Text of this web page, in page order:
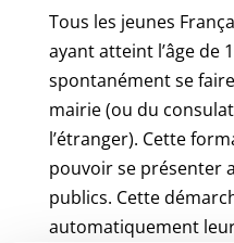
Tous les jeunes
ayant atteint l’âge de
spontanément se
mairie (ou du
l’étranger). Cette
pouvoir se présenter
publics. Cette
automatiquement